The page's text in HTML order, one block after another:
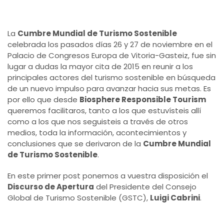
La Cumbre Mundial de Turismo Sostenible
celebrada los pasados días 26 y 27 de noviembre en el
Palacio de Congresos Europa de Vitoria-Gasteiz, fue sin
lugar a dudas la mayor cita de 2015 en reunir a los
principales actores del turismo sostenible en búsqueda
de un nuevo impulso para avanzar hacia sus metas. Es
por ello que desde Biosphere Responsible Tourism
queremos facilitaros, tanto a los que estuvísteis allí
como a los que nos seguisteis a través de otros
medios, toda la información, acontecimientos y
conclusiones que se derivaron de la Cumbre Mundial
de Turismo Sostenible.
En este primer post ponemos a vuestra disposición el
Discurso de Apertura del Presidente del Consejo
Global de Turismo Sostenible (GSTC), Luigi Cabrini.